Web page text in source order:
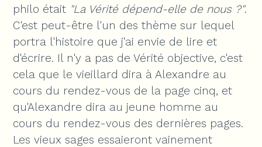
philo était "La Vérité dépend-elle de nous ?".
C'est peut-être l'un des thème sur lequel
portra l'histoire que j'ai envie de lire et
d'écrire. Il n'y a pas de Vérité objective, c'est
cela que le vieillard dira à Alexandre au
cours du rendez-vous de la page cinq, et
qu'Alexandre dira au jeune homme au
cours du rendez-vous des dernières pages.
Les vieux sages essaieront vainement